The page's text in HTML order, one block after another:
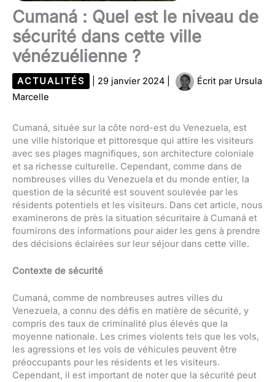
Cumaná : Quel est le niveau de
sécurité dans cette ville
vénézuélienne ?
ACTUALITÉS 29 janvier 2024 Écrit par Ursula
Marcelle
Cumaná, située sur la côte nord-est du Venezuela, est
une ville historique et pittoresque qui attire les visiteurs
avec ses plages magnifiques, son architecture coloniale
et sa richesse culturelle. Cependant, comme dans de
nombreuses villes du Venezuela et du monde entier, la
question de la sécurité est souvent soulevée par les
résidents potentiels et les visiteurs. Dans cet article, nous
examinerons de près la situation sécuritaire à Cumaná et
fournirons des informations pour aider les gens à prendre
des décisions éclairées sur leur séjour dans cette ville.
Contexte de sécurité
Cumaná, comme de nombreuses autres villes du
Venezuela, a connu des défis en matière de sécurité, y
compris des taux de criminalité plus élevés que la
moyenne nationale. Les crimes violents tels que les vols,
les agressions et les vols de véhicules peuvent être
préoccupants pour les résidents et les visiteurs.
Cependant, il est important de noter que la sécurité peut